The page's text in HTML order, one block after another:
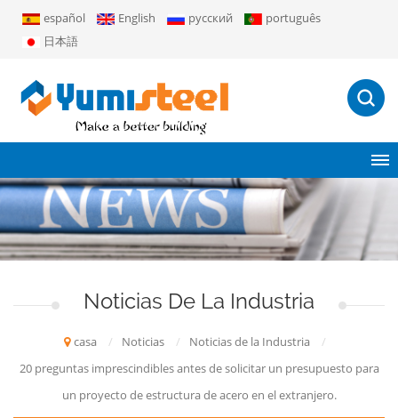
español English русский
português
日本語
Noticias De La Industria
casa / Noticias / Noticias de la Industria
/
20 preguntas imprescindibles antes de solicitar un presupuesto para
un proyecto de estructura de acero en el extranjero.